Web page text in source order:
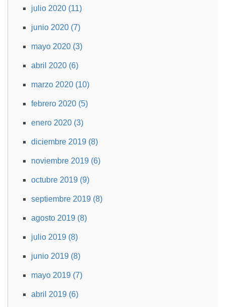
julio 2020 (11)
junio 2020 (7)
mayo 2020 (3)
abril 2020 (6)
marzo 2020 (10)
febrero 2020 (5)
enero 2020 (3)
diciembre 2019 (8)
noviembre 2019 (6)
octubre 2019 (9)
septiembre 2019 (8)
agosto 2019 (8)
julio 2019 (8)
junio 2019 (8)
mayo 2019 (7)
abril 2019 (6)